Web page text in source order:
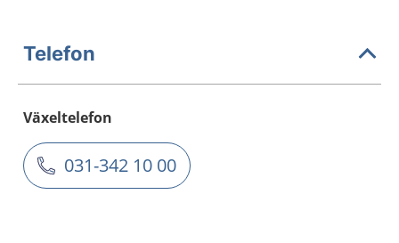
Telefon
Växeltelefon
031-342 10 00